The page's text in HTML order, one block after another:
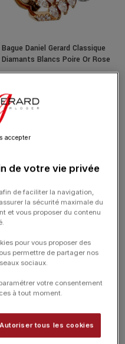
Bague Daniel Gerard Classique
Diamants Blancs Poire Or Rose
Pendentif Dinh Van Pulse Pavé 3
Rangs Diamants Or Jaune
de votre vie privée
de faciliter la navigation,
la sécurité maximale du
et vous proposer du contenu
pour vous proposer des
permettre de partager nos
sociaux.
votre consentement
à tout moment.
Autoriser tous les cookies
accepter